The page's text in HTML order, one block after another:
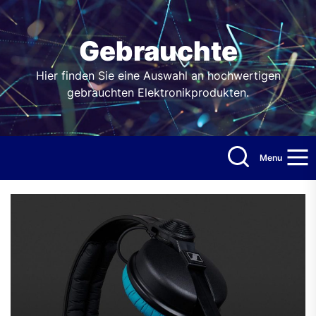
Skip
the
content
Gebrauchte
Hier finden Sie eine Auswahl an hochwertigen
gebrauchten Elektronikprodukten.
Menu